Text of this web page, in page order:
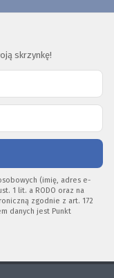
skrzynkę!
(imię, adres e-
1 lit. a RODO oraz na
zgodnie z art. 172
danych jest Punkt